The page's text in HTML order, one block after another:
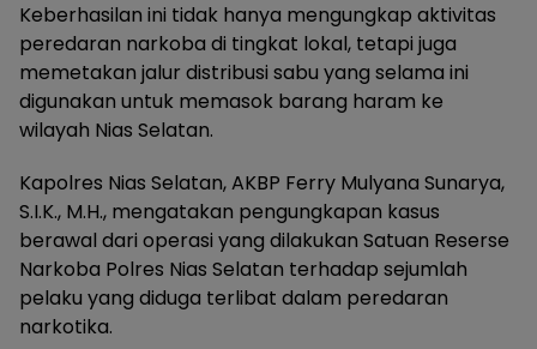
Keberhasilan ini tidak hanya mengungkap aktivitas
peredaran narkoba di tingkat lokal, tetapi juga
memetakan jalur distribusi sabu yang selama ini
digunakan untuk memasok barang haram ke
wilayah Nias Selatan.
Kapolres Nias Selatan, AKBP Ferry Mulyana Sunarya,
S.I.K., M.H., mengatakan pengungkapan kasus
berawal dari operasi yang dilakukan Satuan Reserse
Narkoba Polres Nias Selatan terhadap sejumlah
pelaku yang diduga terlibat dalam peredaran
narkotika.